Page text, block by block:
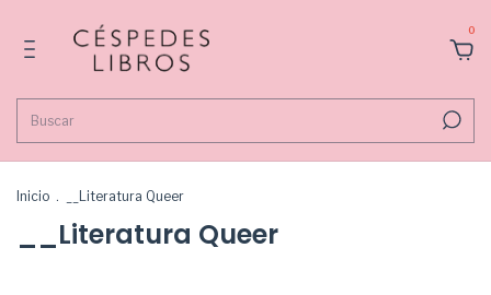
0
Inicio . __Literatura Queer
__Literatura Queer